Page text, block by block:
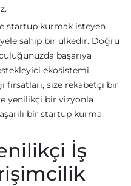
startup kurmak isteyen
sahip bir ülkedir. Doğru
başarıya
ekosistemi,
size rekabetçi bir
yenilikçi bir vizyonla
bir startup kurma
İş